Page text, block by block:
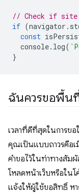
// Check if
if (navigator .
const
console. log(
}
ฉันควรขอพื้น
เวลาที่ดีที่สุดในการข
คุณเป็นแบบถาวรคือ
คำขอไว้ในท่าทางสัม
โหลดหน้าเว็บหรือใน
แจ้งให้ผู้ใช้ขอสิทธิ์ ห